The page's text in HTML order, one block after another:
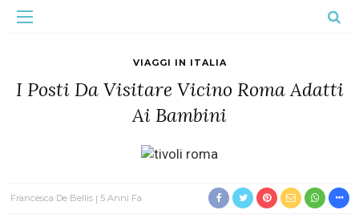
VIAGGI IN ITALIA
I Posti Da Visitare Vicino Roma Adatti
Ai Bambini
Francesca De Bellis 5 Anni Fa